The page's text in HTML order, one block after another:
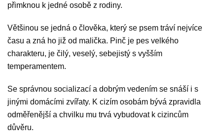
přimknou k jedné osobě z rodiny.
Většinou se jedná o člověka, který se psem tráví nejvíce
času a zná ho již od malička. Pinč je pes velkého
charakteru, je čilý, veselý, sebejistý s vyšším
temperamentem.
Se správnou socializací a dobrým vedením se snáší i s
jinými domácími zvířaty. K cizím osobám bývá zpravidla
odměřenější a chvilku mu trvá vybudovat k cizincům
důvěru.